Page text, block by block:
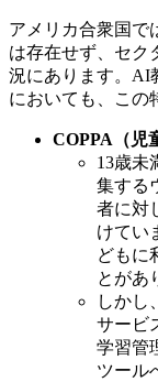
アメリカ合衆国で
は存在せず、セク
況にあります。AI
においても、この
COPPA（児
13歳未
集する
者に対
けてい
どもに
とがあ
しかし
サービ
学習管
ツール